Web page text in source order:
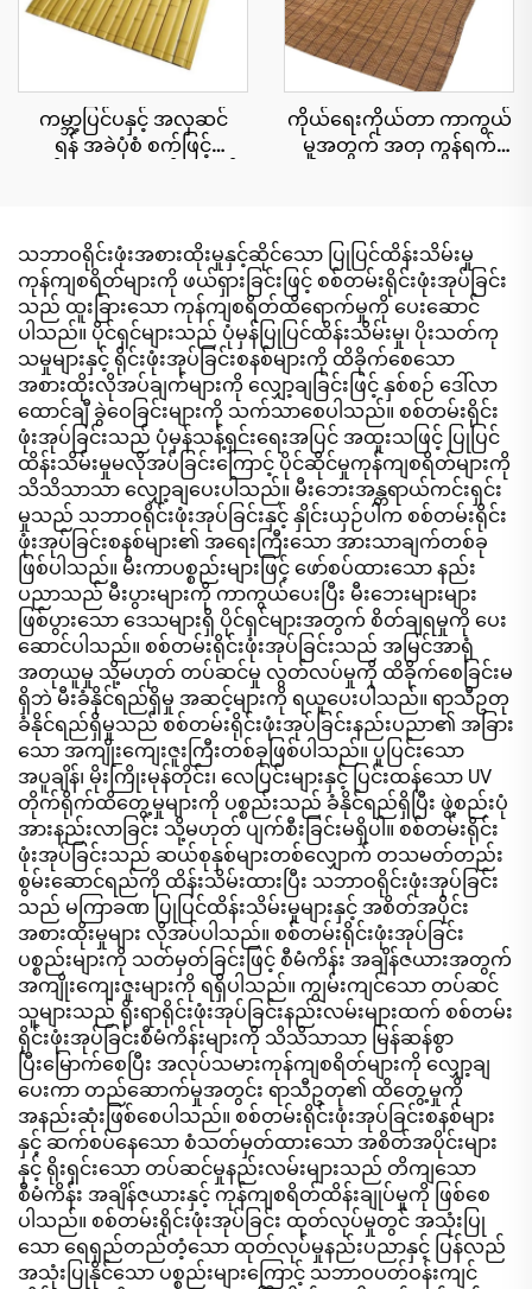
ကမ္ဘာ့ပြင်ပနှင့် အလှဆင်
ရန် အခဲပုံစံ စက်ဖြင့်
ကိုယ်ရေးကိုယ်တာ ကာကွယ်
မှုအတွက် အတု ကွန်ရက်
သဘာဝရိုင်းဖုံးအစားထိုးမှုနှင့်ဆိုင်သော ပြုပြင်ထိန်းသိမ်းမှု
ကုန်ကျစရိတ်များကို ဖယ်ရှားခြင်းဖြင့် စစ်တမ်းရိုင်းဖုံးအုပ်ခြင်း
သည် ထူးခြားသော ကုန်ကျစရိတ်ထိရောက်မှုကို ပေးဆောင်
ပါသည်။ ပိုင်ရှင်များသည် ပုံမှန်ပြုပြင်ထိန်းသိမ်းမှု၊ ပိုးသတ်ကု
သမှုများနှင့် ရိုင်းဖုံးအုပ်ခြင်းစနစ်များကို ထိခိုက်စေသော
အစားထိုးလိုအပ်ချက်များကို လျှော့ချခြင်းဖြင့် နှစ်စဉ် ဒေါ်လာ
ထောင်ချီ ခွဲဝေခြင်းများကို သက်သာစေပါသည်။ စစ်တမ်းရိုင်း
ဖုံးအုပ်ခြင်းသည် ပုံမှန်သန့်ရှင်းရေးအပြင် အထူးသဖြင့် ပြုပြင်
ထိန်းသိမ်းမှုမလိုအပ်ခြင်းကြောင့် ပိုင်ဆိုင်မှုကုန်ကျစရိတ်များကို
သိသိသာသာ လျှော့ချပေးပါသည်။ မီးဘေးအန္တရာယ်ကင်းရှင်း
မှုသည် သဘာဝရိုင်းဖုံးအုပ်ခြင်းနှင့် နှိုင်းယှဉ်ပါက စစ်တမ်းရိုင်း
ဖုံးအုပ်ခြင်းစနစ်များ၏ အရေးကြီးသော အားသာချက်တစ်ခု
ဖြစ်ပါသည်။ မီးကာပစ္စည်းများဖြင့် ဖော်စပ်ထားသော နည်း
ပညာသည် မီးပွားများကို ကာကွယ်ပေးပြီး မီးဘေးများများ
ဖြစ်ပွားသော ဒေသများရှိ ပိုင်ရှင်များအတွက် စိတ်ချရမှုကို ပေး
ဆောင်ပါသည်။ စစ်တမ်းရိုင်းဖုံးအုပ်ခြင်းသည် အမြင်အာရုံ
အတုယူမှု သို့မဟုတ် တပ်ဆင်မှု လွတ်လပ်မှုကို ထိခိုက်စေခြင်းမ
ရှိဘဲ မီးခံနိုင်ရည်ရှိမှု အဆင့်များကို ရယူပေးပါသည်။ ရာသီဥတု
ခံနိုင်ရည်ရှိမှုသည် စစ်တမ်းရိုင်းဖုံးအုပ်ခြင်းနည်းပညာ၏ အခြား
သော အကျိုးကျေးဇူးကြီးတစ်ခုဖြစ်ပါသည်။ ပူပြင်းသော
အပူချိန်၊ မိုးကြိုးမုန်တိုင်း၊ လေပြင်းများနှင့် ပြင်းထန်သော UV
တိုက်ရိုက်ထိတွေ့မှုများကို ပစ္စည်းသည် ခံနိုင်ရည်ရှိပြီး ဖွဲ့စည်းပုံ
အားနည်းလာခြင်း သို့မဟုတ် ပျက်စီးခြင်းမရှိပါ။ စစ်တမ်းရိုင်း
ဖုံးအုပ်ခြင်းသည် ဆယ်စုနှစ်များတစ်လျှောက် တသမတ်တည်း
စွမ်းဆောင်ရည်ကို ထိန်းသိမ်းထားပြီး သဘာဝရိုင်းဖုံးအုပ်ခြင်း
သည် မကြာခဏ ပြုပြင်ထိန်းသိမ်းမှုများနှင့် အစိတ်အပိုင်း
အစားထိုးမှုများ လိုအပ်ပါသည်။ စစ်တမ်းရိုင်းဖုံးအုပ်ခြင်း
ပစ္စည်းများကို သတ်မှတ်ခြင်းဖြင့် စီမံကိန်း အချိန်ဇယားအတွက်
အကျိုးကျေးဇူးများကို ရရှိပါသည်။ ကျွမ်းကျင်သော တပ်ဆင်
သူများသည် ရိုးရာရိုင်းဖုံးအုပ်ခြင်းနည်းလမ်းများထက် စစ်တမ်း
ရိုင်းဖုံးအုပ်ခြင်းစီမံကိန်းများကို သိသိသာသာ မြန်ဆန်စွာ
ပြီးမြောက်စေပြီး အလုပ်သမားကုန်ကျစရိတ်များကို လျှော့ချ
ပေးကာ တည်ဆောက်မှုအတွင်း ရာသီဥတု၏ ထိတွေ့မှုကို
အနည်းဆုံးဖြစ်စေပါသည်။ စစ်တမ်းရိုင်းဖုံးအုပ်ခြင်းစနစ်များ
နှင့် ဆက်စပ်နေသော စံသတ်မှတ်ထားသော အစိတ်အပိုင်းများ
နှင့် ရိုးရှင်းသော တပ်ဆင်မှုနည်းလမ်းများသည် တိကျသော
စီမံကိန်း အချိန်ဇယားနှင့် ကုန်ကျစရိတ်ထိန်းချုပ်မှုကို ဖြစ်စေ
ပါသည်။ စစ်တမ်းရိုင်းဖုံးအုပ်ခြင်း ထုတ်လုပ်မှုတွင် အသုံးပြု
သော ရေရှည်တည်တံ့သော ထုတ်လုပ်မှုနည်းပညာနှင့် ပြန်လည်
အသုံးပြုနိုင်သော ပစ္စည်းများကြောင့် သဘာဝပတ်ဝန်းကျင်